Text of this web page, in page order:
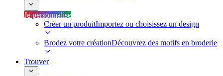
Je personnalise
Créer un produitImportez ou choisissez un design
Brodez votre créationDécouvrez des motifs en broderie
Trouver